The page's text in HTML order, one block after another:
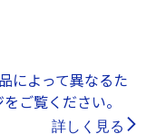
によって異なるた
ご覧ください。
詳しく見る